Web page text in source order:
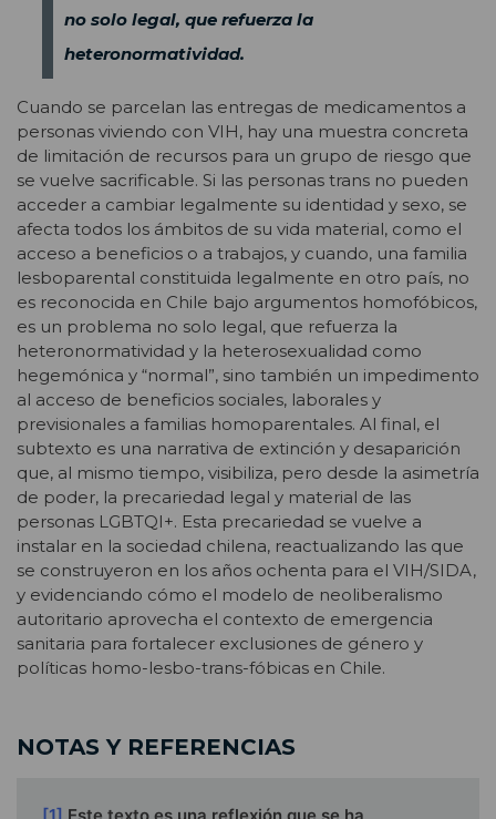
no solo legal, que refuerza la
heteronormatividad.
Cuando se parcelan las entregas de medicamentos a
personas viviendo con VIH, hay una muestra concreta
de limitación de recursos para un grupo de riesgo que
se vuelve sacrificable. Si las personas trans no pueden
acceder a cambiar legalmente su identidad y sexo, se
afecta todos los ámbitos de su vida material, como el
acceso a beneficios o a trabajos, y cuando, una familia
lesboparental constituida legalmente en otro país, no
es reconocida en Chile bajo argumentos homofóbicos,
es un problema no solo legal, que refuerza la
heteronormatividad y la heterosexualidad como
hegemónica y “normal”, sino también un impedimento
al acceso de beneficios sociales, laborales y
previsionales a familias homoparentales. Al final, el
subtexto es una narrativa de extinción y desaparición
que, al mismo tiempo, visibiliza, pero desde la asimetría
de poder, la precariedad legal y material de las
personas LGBTQI+. Esta precariedad se vuelve a
instalar en la sociedad chilena, reactualizando las que
se construyeron en los años ochenta para el VIH/SIDA,
y evidenciando cómo el modelo de neoliberalismo
autoritario aprovecha el contexto de emergencia
sanitaria para fortalecer exclusiones de género y
políticas homo-lesbo-trans-fóbicas en Chile.
NOTAS Y REFERENCIAS